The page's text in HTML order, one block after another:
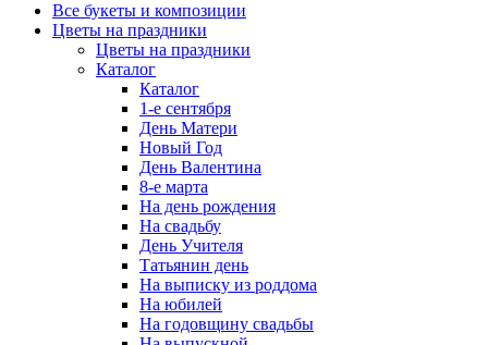
Все букеты и композиции
Цветы на праздники
Цветы на праздники
Каталог
Каталог
1-е сентября
День Матери
Новый Год
День Валентина
8-е марта
На день рождения
На свадьбу
День Учителя
Татьянин день
На выписку из роддома
На юбилей
На годовщину свадьбы